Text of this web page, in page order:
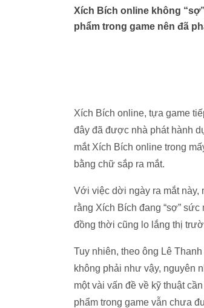
Xích Bích online không
phẩm trong game nên đã
Xích Bích online, tựa game
đây đã được nhà phát hành
mắt Xích Bích online trong
bằng chữ sắp ra mắt.
Với việc dời ngày ra mắt này,
rằng Xích Bích đang “sợ”
đồng thời cũng lo lắng thị
Tuy nhiên, theo ông Lê
không phải như vậy, nguyên
một vài vấn đề về kỹ thuật
phẩm trong game vẫn chưa